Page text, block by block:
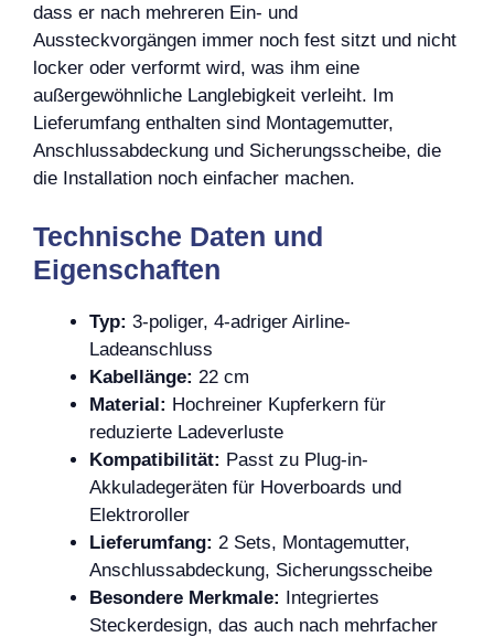
dass er nach mehreren Ein- und
Aussteckvorgängen immer noch fest sitzt und nicht
locker oder verformt wird, was ihm eine
außergewöhnliche Langlebigkeit verleiht. Im
Lieferumfang enthalten sind Montagemutter,
Anschlussabdeckung und Sicherungsscheibe, die
die Installation noch einfacher machen.
Technische Daten und
Eigenschaften
Typ: 3-poliger, 4-adriger Airline-
Ladeanschluss
Kabellänge: 22 cm
Material: Hochreiner Kupferkern für
reduzierte Ladeverluste
Kompatibilität: Passt zu Plug-in-
Akkuladegeräten für Hoverboards und
Elektroroller
Lieferumfang: 2 Sets, Montagemutter,
Anschlussabdeckung, Sicherungsscheibe
Besondere Merkmale: Integriertes
Steckerdesign, das auch nach mehrfacher